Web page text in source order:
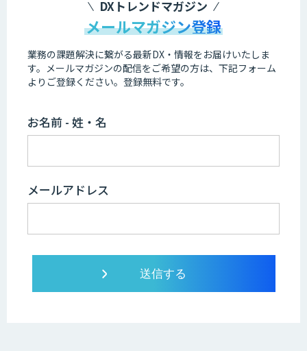
DXトレンドマガジン
メールマガジン登録
業務の課題解決に繋がる最新DX・情報をお届けいたしま
す。 メールマガジンの配信をご希望の方は、下記フォーム
よりご登録ください。登録無料です。
お名前 - 姓・名
メールアドレス